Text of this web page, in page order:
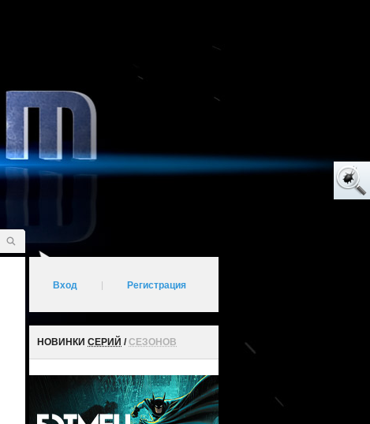
Вход Регистрация
НОВИНКИ СЕРИЙ /СЕЗОНОВ